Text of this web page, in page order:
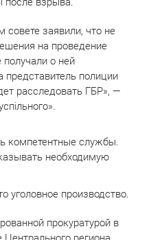
совете заявили, что не
на проведение
о ней
полиции
расследовать ГБР», —
компетентные службы.
необходимую
уголовное производство.
прокуратурой в